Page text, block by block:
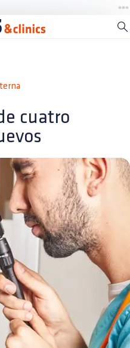
cuatro